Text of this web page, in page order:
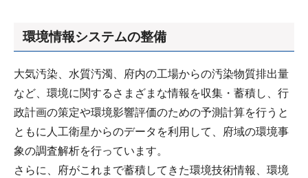
環境情報システムの整備
大気汚染、水質汚濁、府内の工場からの汚染物質排出量
など、環境に関するさまざまな情報を収集・蓄積し、行
政計画の策定や環境影響評価のための予測計算を行うと
ともに人工衛星からのデータを利用して、府域の環境事
象の調査解析を行っています。
さらに、府がこれまで蓄積してきた環境技術情報、環境